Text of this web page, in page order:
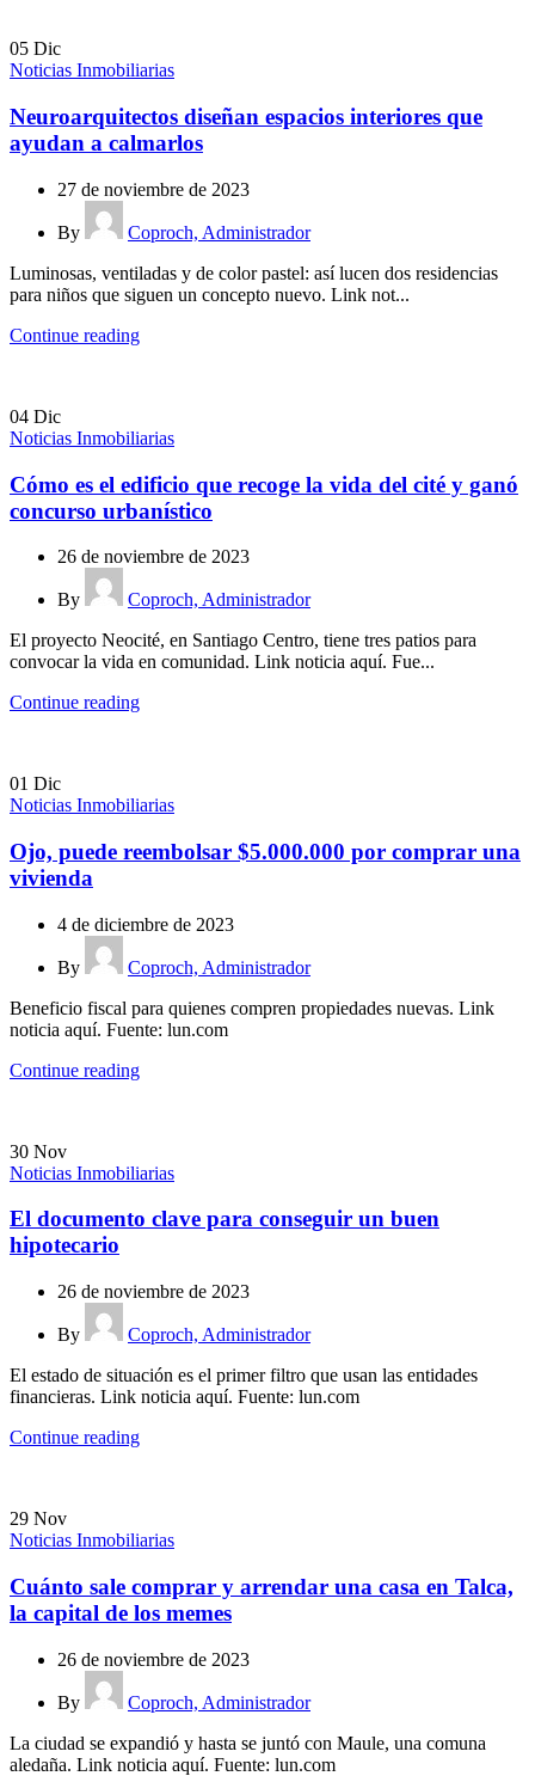
05 Dic
Noticias Inmobiliarias
Neuroarquitectos diseñan espacios interiores que
ayudan a calmarlos
27 de noviembre de 2023
By
Coproch, Administrador
Luminosas, ventiladas y de color pastel: así lucen dos residencias
para niños que siguen un concepto nuevo. Link not...
Continue reading
04 Dic
Noticias Inmobiliarias
Cómo es el edificio que recoge la vida del cité y ganó
concurso urbanístico
26 de noviembre de 2023
By
Coproch, Administrador
El proyecto Neocité, en Santiago Centro, tiene tres patios para
convocar la vida en comunidad. Link noticia aquí. Fue...
Continue reading
01 Dic
Noticias Inmobiliarias
Ojo, puede reembolsar $5.000.000 por comprar una
vivienda
4 de diciembre de 2023
By
Coproch, Administrador
Beneficio fiscal para quienes compren propiedades nuevas. Link
noticia aquí. Fuente: lun.com
Continue reading
30 Nov
Noticias Inmobiliarias
El documento clave para conseguir un buen
hipotecario
26 de noviembre de 2023
By
Coproch, Administrador
El estado de situación es el primer filtro que usan las entidades
financieras. Link noticia aquí. Fuente: lun.com
Continue reading
29 Nov
Noticias Inmobiliarias
Cuánto sale comprar y arrendar una casa en Talca,
la capital de los memes
26 de noviembre de 2023
By
Coproch, Administrador
La ciudad se expandió y hasta se juntó con Maule, una comuna
aledaña. Link noticia aquí. Fuente: lun.com